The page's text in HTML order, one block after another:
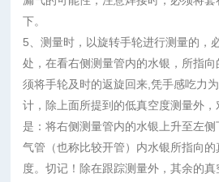
下。
5、测量时，以旋转手轮进行测量的，
处，在看右侧测量管内的水银，所指
须将手轮及时的返旋回来,凭手感吃力
计，除上面所提到的低真空度测量外
是：将右侧测量管内的水银上升至左
气管（也称比较开管）内水银所指向
度。切记！除在跟踪测量外，其余的